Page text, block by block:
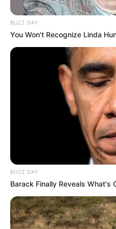
retrouvé la forme en
Cabourg. Il bénéficie d’un
éléments en font un appui
dans ce Quinté de La Capelle.
BEAT GENERATION
Absent depuis mars, BEAT
directement dans le vif du
sous la selle, mais il a montré
Déferré des quatre pieds et
se présentera en mode
reste délicat, mais sa
INDIEN DE
BUZZ DAY
You Won't Recognize Linda
BUZZ DAY
Barack Finally Reveals What's